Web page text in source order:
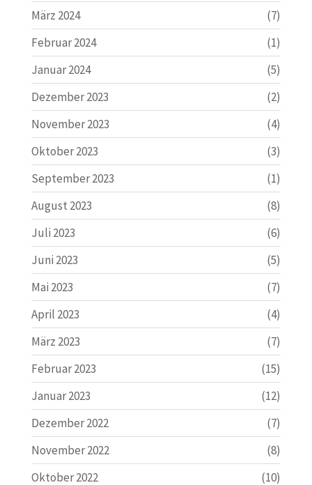
März 2024
(7)
Februar 2024
(1)
Januar 2024
(5)
Dezember 2023
(2)
November 2023
(4)
Oktober 2023
(3)
September 2023
(1)
August 2023
(8)
Juli 2023
(6)
Juni 2023
(5)
Mai 2023
(7)
April 2023
(4)
März 2023
(7)
Februar 2023
(15)
Januar 2023
(12)
Dezember 2022
(7)
November 2022
(8)
Oktober 2022
(10)